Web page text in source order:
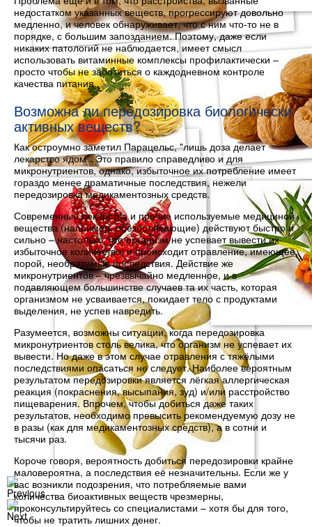
недостатком указанных веществ, прогрессируют довольно
медленно, и человек обнаруживает, что с ним что-то не в
порядке, с большим запозданием. Поэтому, даже если
никаких патологий не наблюдается, имеет смысл
использовать витаминные комплексы профилактически –
просто чтобы не заботиться о каждодневном контроле
качества питания.
Возможна ли передозировка биологически
активных веществ?
Как остроумно заметил Парацельс, "лишь доза делает
лекарство ядом". Это правило справедливо и для
микронутриентов, однако, избыточное их потребление имеет
гораздо менее драматичные последствия, нежели
передозировка медикаментозных средств.
Современные лекарства и прочие используемые медициной
вещества (например, обезболивающие) действуют быстро и
сильно – настолько, что организм не успевает вывести их
избыточное количество, и происходит отравление, имеющее,
порой, необратимые последствия. Действие же
микронутриентов – чрезвычайно медленное, и в
подавляющем большинстве случаев та их часть, которая
организмом не усваивается, покидает тело с продуктами
выделения, не успев навредить.
Разумеется, возможны ситуации, когда передозировка
микронутриентов столь велика, что организм не успевает их
вывести. Но даже в этом случае отравления с тяжёлыми
последствиями опасаться не следует. Наиболее вероятным
результатом передозировки является лёгкая аллергическая
реакция (покраснения, высыпания, зуд) и/или расстройство
пищеварения. Впрочем, чтобы добиться даже таких
результатов, необходимо превысить рекомендуемую дозу не
в разы (как для медикаментозных средств), а в сотни и
тысячи раз.
Короче говоря, вероятность добиться передозировки крайне
маловероятна, а последствия её незначительны. Если же у
вас возникли подозрения, что потребляемые вами
количества биоактивных веществ чрезмерны,
проконсультируйтесь со специалистами – хотя бы для того,
чтобы не тратить лишних денег.